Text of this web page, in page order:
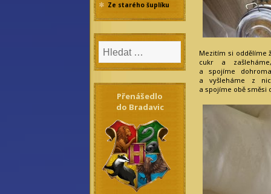
Ze starého šuplíku
Přenášedlo
do Bradavic
Mezitím si oddělíme
cukr a
a spojíme
a vyšleháme z
a spojíme obě